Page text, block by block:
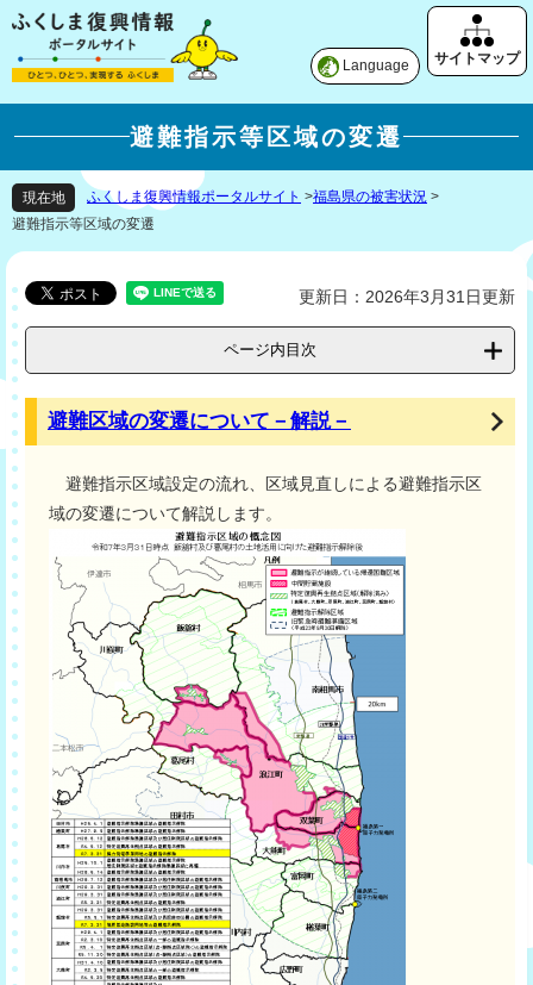
Language
避難指示等区域の変遷
現在地 ふくしま復興情報ポータルサイト >福島県の被害状況 >
避難指示等区域の変遷
更新日：2026年3月31日更新
ページ内目次
避難区域の変遷について－解説－
避難指示区域設定の流れ、区域見直しによる避難指示区
域の変遷について解説します。​